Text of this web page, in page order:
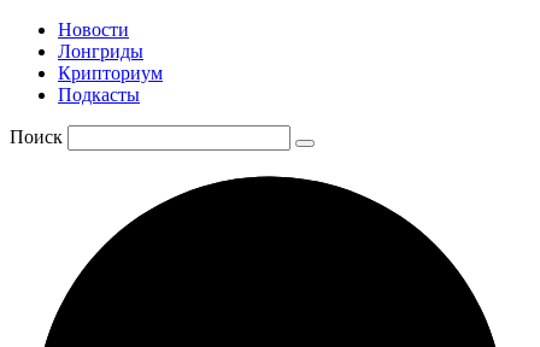
Новости
Лонгриды
Крипториум
Подкасты
Поиск